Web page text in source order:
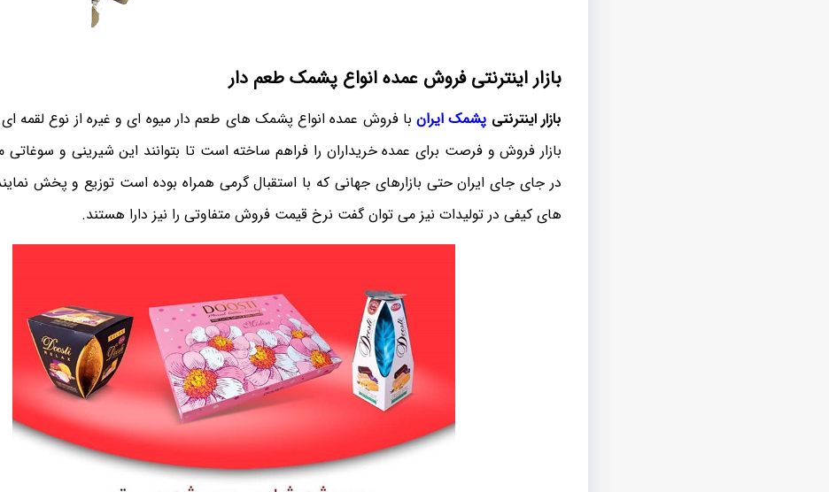
بازار اینترنتی فروش عمده انواع پشمک طعم دار
بازار اینترنتی پشمک ایرانبا فروش عمده انواع پشمک های طعم دار میوه ای و غیره از نوع لقمه ای
بازار فروش و فرصت برای عمده خریداران را فراهم ساخته است تا بتوانند این شیرینی و
در جای جای ایران حتی بازارهای جهانی که با استقبال گرمی همراه بوده است توزیع و پخش
های کیفی در تولیدات نیز می توان گفت نرخ قیمت فروش متفاوتی را نیز دارا هستند.